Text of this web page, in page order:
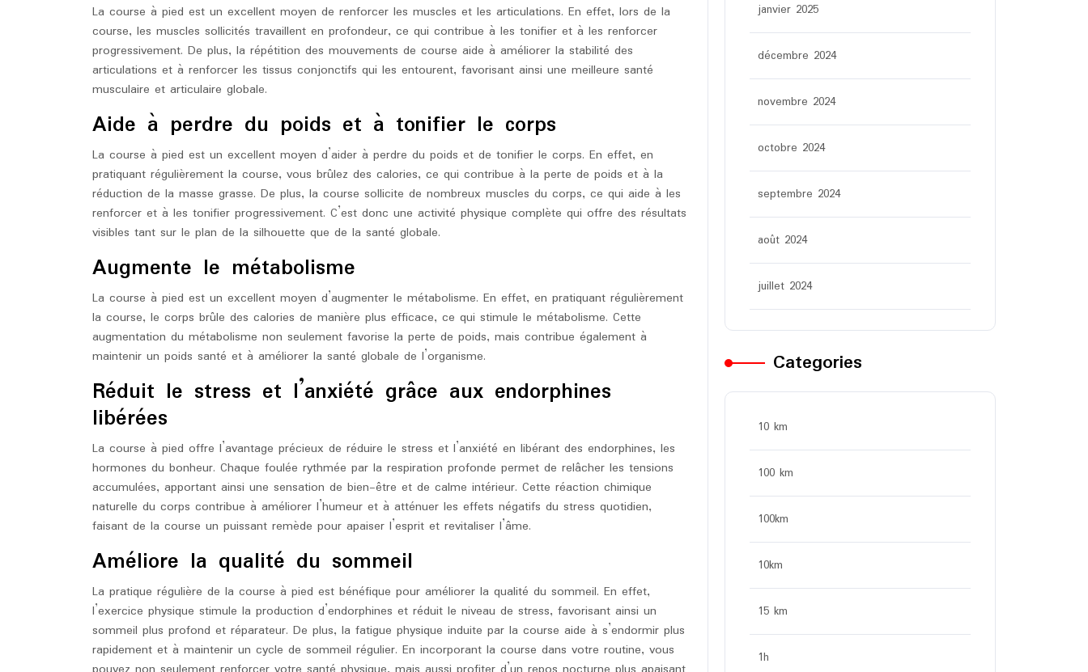
La course à pied est un excellent moyen de renforcer les muscles et les articulations. En effet, lors de la
course, les muscles sollicités travaillent en profondeur, ce qui contribue à les tonifier et à les renforcer
progressivement. De plus, la répétition des mouvements de course aide à améliorer la stabilité des
articulations et à renforcer les tissus conjonctifs qui les entourent, favorisant ainsi une meilleure santé
musculaire et articulaire globale.
Aide à perdre du poids et à tonifier le corps
La course à pied est un excellent moyen d’aider à perdre du poids et de tonifier le corps. En effet, en
pratiquant régulièrement la course, vous brûlez des calories, ce qui contribue à la perte de poids et à la
réduction de la masse grasse. De plus, la course sollicite de nombreux muscles du corps, ce qui aide à les
renforcer et à les tonifier progressivement. C’est donc une activité physique complète qui offre des résultats
visibles tant sur le plan de la silhouette que de la santé globale.
Augmente le métabolisme
La course à pied est un excellent moyen d’augmenter le métabolisme. En effet, en pratiquant régulièrement
la course, le corps brûle des calories de manière plus efficace, ce qui stimule le métabolisme. Cette
augmentation du métabolisme non seulement favorise la perte de poids, mais contribue également à
maintenir un poids santé et à améliorer la santé globale de l’organisme.
Réduit le stress et l’anxiété grâce aux endorphines
libérées
La course à pied offre l’avantage précieux de réduire le stress et l’anxiété en libérant des endorphines, les
hormones du bonheur. Chaque foulée rythmée par la respiration profonde permet de relâcher les tensions
accumulées, apportant ainsi une sensation de bien-être et de calme intérieur. Cette réaction chimique
naturelle du corps contribue à améliorer l’humeur et à atténuer les effets négatifs du stress quotidien,
faisant de la course un puissant remède pour apaiser l’esprit et revitaliser l’âme.
Améliore la qualité du sommeil
La pratique régulière de la course à pied est bénéfique pour améliorer la qualité du sommeil. En effet,
l’exercice physique stimule la production d’endorphines et réduit le niveau de stress, favorisant ainsi un
sommeil plus profond et réparateur. De plus, la fatigue physique induite par la course aide à s’endormir plus
rapidement et à maintenir un cycle de sommeil régulier. En incorporant la course dans votre routine, vous
janvier 2025
décembre 2024
novembre 2024
octobre 2024
septembre 2024
août 2024
juillet 2024
Categories
10 km
100 km
100km
10km
15 km
1h